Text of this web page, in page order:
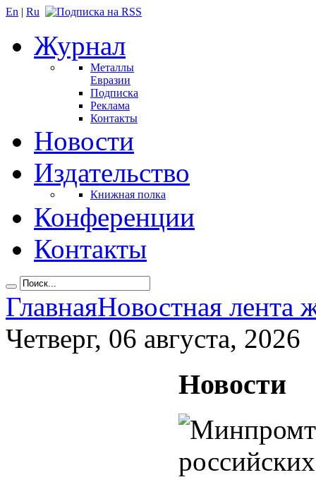
En | Ru
Журнал
Металлы
Евразии
Подписка
Реклама
Контакты
Новости
Издательство
Книжная полка
Конференции
Контакты
ГлавнаяНовостная лента
Четверг, 06 августа, 2026
Новости